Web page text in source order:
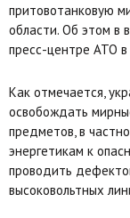
притовотанковую
области. Об этом в
пресс-центре АТО в
Как отмечается,
освобождать
предметов, в
энергетикам к
проводить
высоковольтных